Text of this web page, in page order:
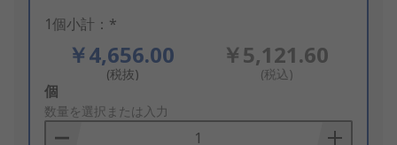
1個小計：*
￥4,656.00
(税抜)
￥5,121.60
(税込)
Add
to
Basket
個
数量を選択または入力